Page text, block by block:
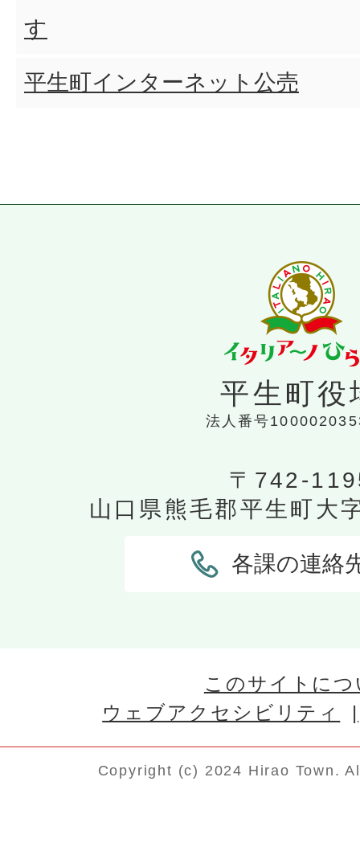
す
平生町インターネット公売
平生町役
法人番号
〒742-
山口県熊毛郡平生町大
各課の連絡
このサイトに
ウェブアクセシビリティ
Copyright (c) 2024 Hirao Town.